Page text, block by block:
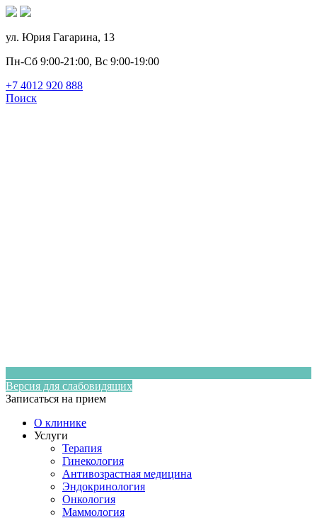
ул. Юрия Гагарина, 13
Пн-Сб 9:00-21:00, Вс 9:00-19:00
+7 4012 920 888
Поиск
Версия для слабовидящих
Записаться на прием
О клинике
Услуги
Терапия
Гинекология
Антивозрастная медицина
Эндокринология
Онкология
Маммология